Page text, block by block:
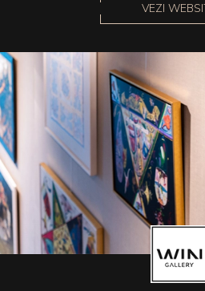
VEZI